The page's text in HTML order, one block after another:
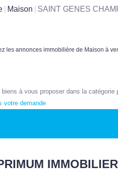
Maison SAINT GENES
les annonces immobilière de Maison à
biens à vous proposer dans la
votre demande
IMMOBILIER